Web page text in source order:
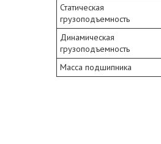
Статическая
грузоподъемность
Динамическая
грузоподъемность
Масса подшипника